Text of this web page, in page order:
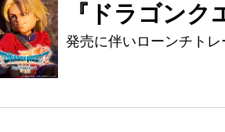
『ドラゴン
発売に伴いローンチトレ